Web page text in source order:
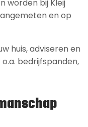
worden bij Kleij
en op
huis, adviseren en
bedrijfspanden,